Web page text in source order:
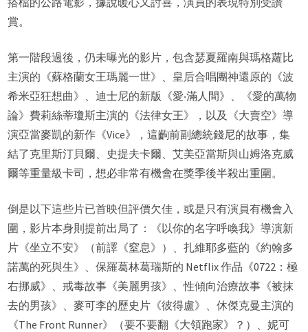
賞。
第一階段過後，仍未曝光的影片，包含瑟夏羅南與瑪格蘿比
主演的《蘇格蘭女王瑪麗一世》、皇后合唱團神還原的《波
希米亞狂想曲》、迪士尼的新版《愛‧滿人間》、《愛的萬物
論》費莉絲蒂瓊斯主演的《法律女王》，以及《大賣空》導
演亞當麥凱的新作《Vice》，這齣前副總統錢尼的故事，集
結了克里斯汀貝爾、史提夫卡爾、艾美亞當斯與山姆洛克威
爾等重量級卡司，想必非常有機會在獎季後半殺出重圍。
倒是以下這些片已首映但評價欠佳，或是只有演員有機會入
圍，影片本身則提前出局了：《以你的名字呼喚我》導演新
片《坐立不安》（前譯《窒息》）、扎維耶多藍的《約翰多
諾萬的死與生》、保羅葛林葛瑞斯的 Netflix 作品《0722：極
右挪威》、戒毒故事《美麗男孩》、性傾向治療故事《被抹
去的男孩》、麥可李的歷史片《彼得盧》、休傑克曼主演的
《The Front Runner》（要不要翻《大領跑家》？）、妮可